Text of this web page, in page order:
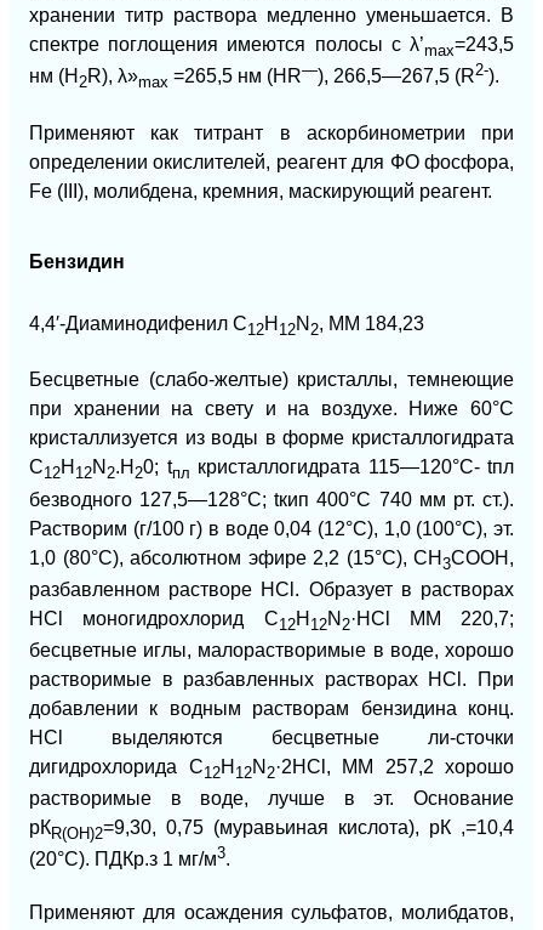
хранении титр раствора медленно уменьшается. В
спектре поглощения имеются полосы с λ’mах=243,5
нм (Н 2R), λ»mах =265,5 нм (HR—), 266,5—267,5 (R2-).
Применяют как титрант в аскорбинометрии при
определении окислителей, реагент для ФО фосфора,
Fe (III), молибдена, кремния, маскирующий реагент.
Бензидин
4,4′-Диаминодифенил C12H 12N 2, ММ 184,23
Бесцветные (слабо-желтые) кристаллы, темнеющие
при хранении на свету и на воздухе. Ниже 60°С
кристаллизуется из воды в форме кристаллогидрата
C12H 12N 2.H 20; tпл кристаллогидрата 115—120°С- tпл
безводного 127,5—128°С; tкип 400°С 740 мм рт. ст.).
Растворим (г/100 г) в воде 0,04 (12°С), 1,0 (100°С), эт.
1,0 (80°С), абсолютном эфире 2,2 (15°С), СН 3СООН,
разбавленном растворе НСl. Образует в растворах
НСl моногидрохлорид C12H 12N 2·HCl
ММ 220,7;
бесцветные иглы, малорастворимые в воде, хорошо
растворимые в разбавленных растворах НСl. При
добавлении к водным растворам бензидина конц.
НСl выделяются бесцветные ли-сточки
дигидрохлорида C12H 12N 2·2HCl, ММ 257,2 хорошо
растворимые в воде, лучше в эт. Основание
рКR(OH)2=9,30, 0,75 (муравьиная кислота), рК ,=10,4
(20°С). ПДКр.з 1 мг/м3.
Применяют для осаждения сульфатов, молибдатов,